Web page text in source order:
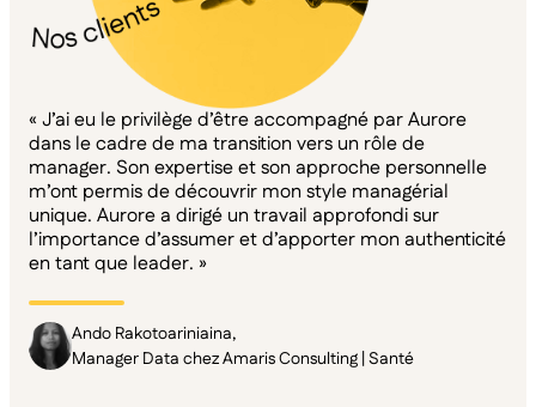
« J’ai eu le privilège d’être accompagné par Aurore
dans le cadre de ma transition vers un rôle de
manager. Son expertise et son approche personnelle
m’ont permis de découvrir mon style managérial
unique. Aurore a dirigé un travail approfondi sur
l’importance d’assumer et d’apporter mon authenticité
en tant que leader. »
Ando Rakotoariniaina,
Manager Data chez Amaris Consulting | Santé